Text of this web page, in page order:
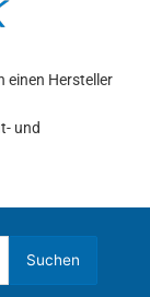
einen Hersteller
und
Suchen